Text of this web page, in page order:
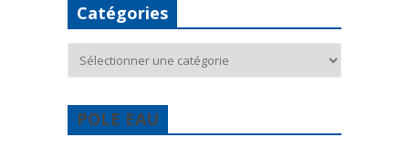
Catégories
POLE EAU